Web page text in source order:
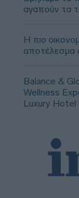
αγαπούν τα
Η πιο
αποτέλεσμα
Balance &
Wellness
Luxury Hotel